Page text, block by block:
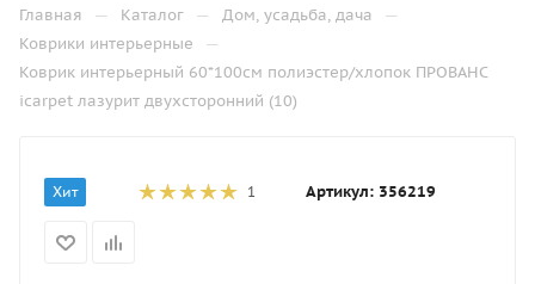
Главная — Каталог — Дом, усадьба, дача —
Коврики интерьерные —
Коврик интерьерный 60*100см полиэстер/хлопок ПРОВАНС
icarpet лазурит двухсторонний (10)
Хит 1 Артикул: 356219